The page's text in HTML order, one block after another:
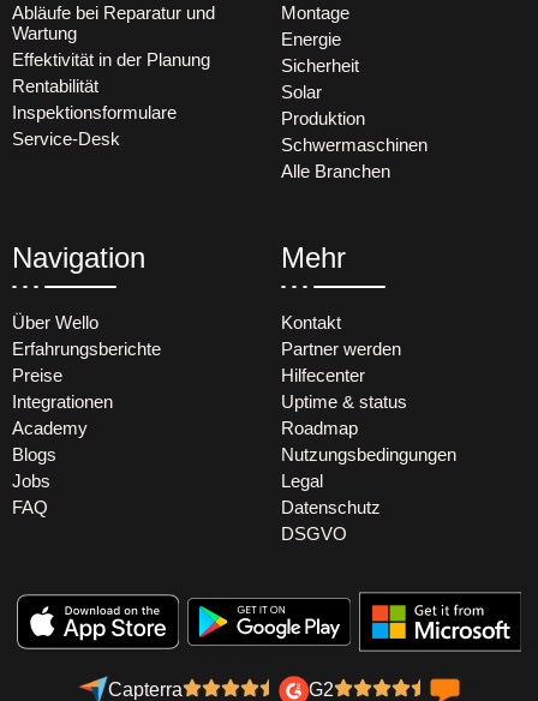
Abläufe bei Reparatur und
Wartung
Effektivität in der Planung
Rentabilität
Inspektionsformulare
Service-Desk
Montage
Energie
Sicherheit
Solar
Produktion
Schwermaschinen
Alle Branchen
Navigation
Über Wello
Erfahrungsberichte
Preise
Integrationen
Academy
Blogs
Jobs
FAQ
Mehr
Kontakt
Partner werden
Hilfecenter
Uptime & status
Roadmap
Nutzungsbedingungen
Legal
Datenschutz
DSGVO
Capterra G2